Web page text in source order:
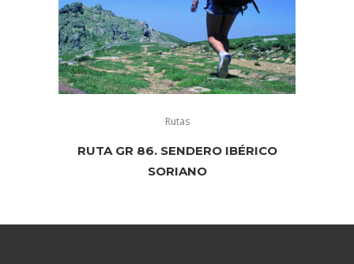
Rutas
RUTA GR 86. SENDERO IBÉRICO
SORIANO